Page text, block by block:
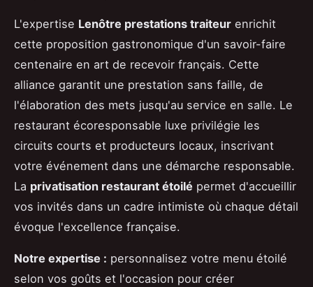
L'expertise Lenôtre prestations traiteur enrichit
cette proposition gastronomique d'un savoir-faire
centenaire en art de recevoir français. Cette
alliance garantit une prestation sans faille, de
l'élaboration des mets jusqu'au service en salle. Le
restaurant écoresponsable luxe privilégie les
circuits courts et producteurs locaux, inscrivant
votre événement dans une démarche responsable.
La privatisation restaurant étoilé permet d'accueillir
vos invités dans un cadre intimiste où chaque détail
évoque l'excellence française.
Notre expertise : personnalisez votre menu étoilé
selon vos goûts et l'occasion pour créer